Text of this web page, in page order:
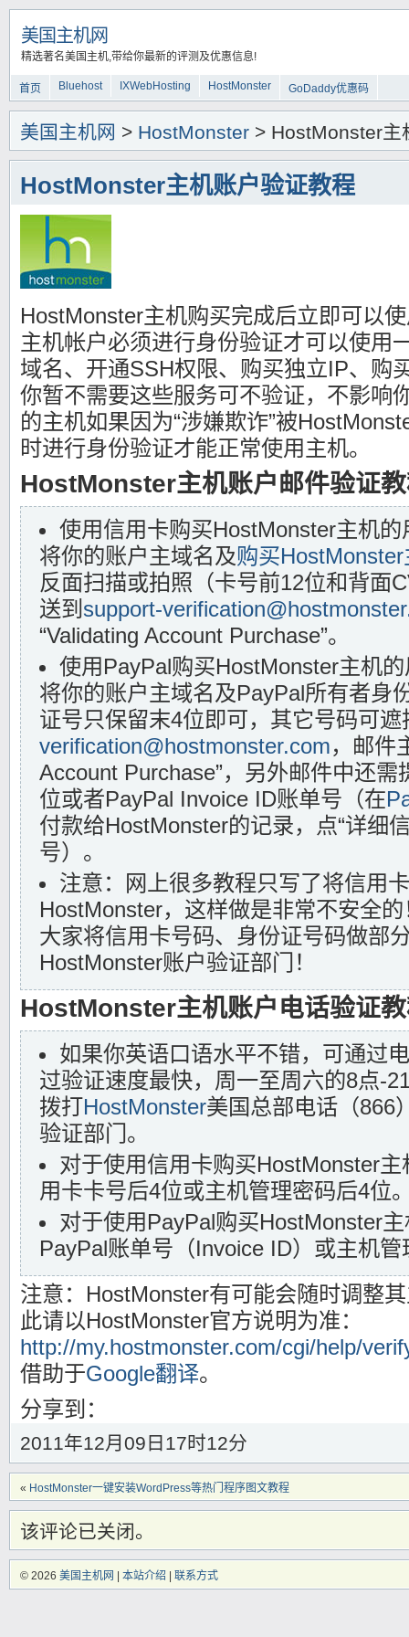
美国主机网
精选著名美国主机,带给你最新的评测及优惠信息!
首页 Bluehost IXWebHosting HostMonster GoDaddy优惠码
美国主机网 > HostMonster > HostMonster主
HostMonster主机账户验证教程
HostMonster主机购买完成后立即可以
主机帐户必须进行身份验证才可以使用
域名、开通SSH权限、购买独立IP、购
你暂不需要这些服务可不验证，不影响
的主机如果因为“涉嫌欺诈”被
时进行身份验证才能正常使用主机。
HostMonster主机账户邮件验证
使用信用卡购买HostMonster主机的
将你的账户主域名及购买
反面扫描或拍照（卡号前12位和背面
送到 support-
“Validating Account Purchase”。
使用PayPal购买HostMonster主机
将你的账户主域名及PayPal所有者身
证号只保留末4位即可，其它号码可遮
verification@hostmonster.com，邮件
Account Purchase”，另外邮件中还
位或者PayPal Invoice ID账单号（在
付款给HostMonster的记录，点“详细
号）。
注意：网上很多教程只写了将信用
HostMonster，这样做是非常不安全的
大家将信用卡号码、身份证号码做部
HostMonster账户验证部门！
HostMonster主机账户电话验证
如果你英语口语水平不错，可通过
过验证速度最快，周一至周六的8点-
拨打HostMonster美国总部电话（866
验证部门。
对于使用信用卡购买HostMonster
用卡卡号后4位或主机管理密码后4位
对于使用PayPal购买HostMonster
PayPal账单号（Invoice ID）或主机
注意：HostMonster有可能会随时调整
此请以HostMonster官方说明为准：
http://my.hostmonster.com/cgi/help/
借助于Google翻译。
分享到：
2011年12月09日17时12分
« HostMonster一键安装WordPress等热门程序图文教程
该评论已关闭。
© 2026 美国主机网 本站介绍 联系方式